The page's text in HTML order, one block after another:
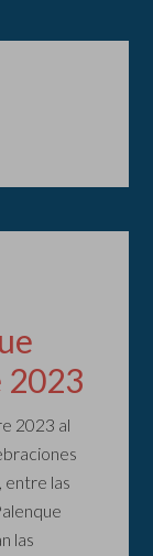
2023
2023 al
entre las
las